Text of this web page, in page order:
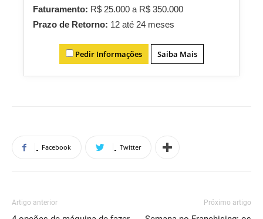
Faturamento: R$ 25.000 a R$ 350.000
Prazo de Retorno: 12 até 24 meses
Pedir Informações Saiba Mais
Facebook Twitter
Artigo anterior Próximo artigo